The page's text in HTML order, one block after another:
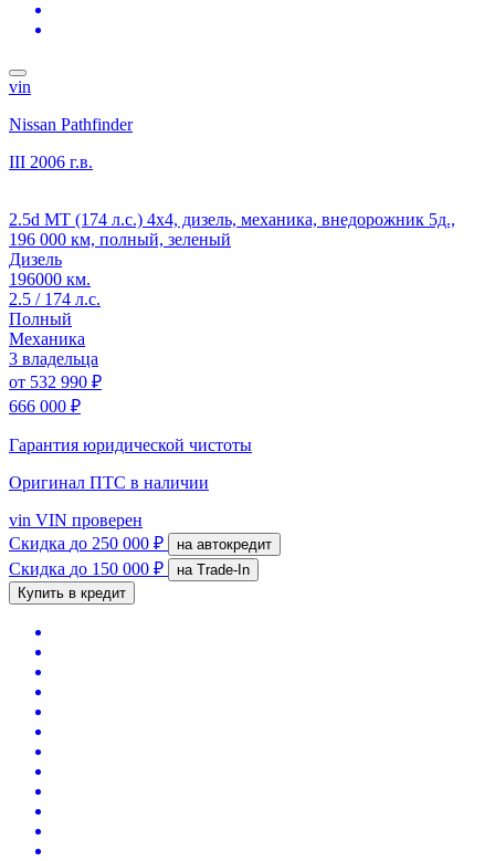
vin
Nissan Pathfinder
III 2006 г.в.
2.5d MT (174 л.с.) 4x4, дизель, механика, внедорожник 5д.,
196 000 км, полный, зеленый
Дизель
196000 км.
2.5 / 174 л.с.
Полный
Механика
3 владельца
от 532 990 ₽
666 000 ₽
Гарантия юридической чистоты
Оригинал ПТС в наличии
vin VIN проверен
Скидка до 250 000 ₽ на автокредит
Скидка до 150 000 ₽
на Trade-In
Купить в кредит